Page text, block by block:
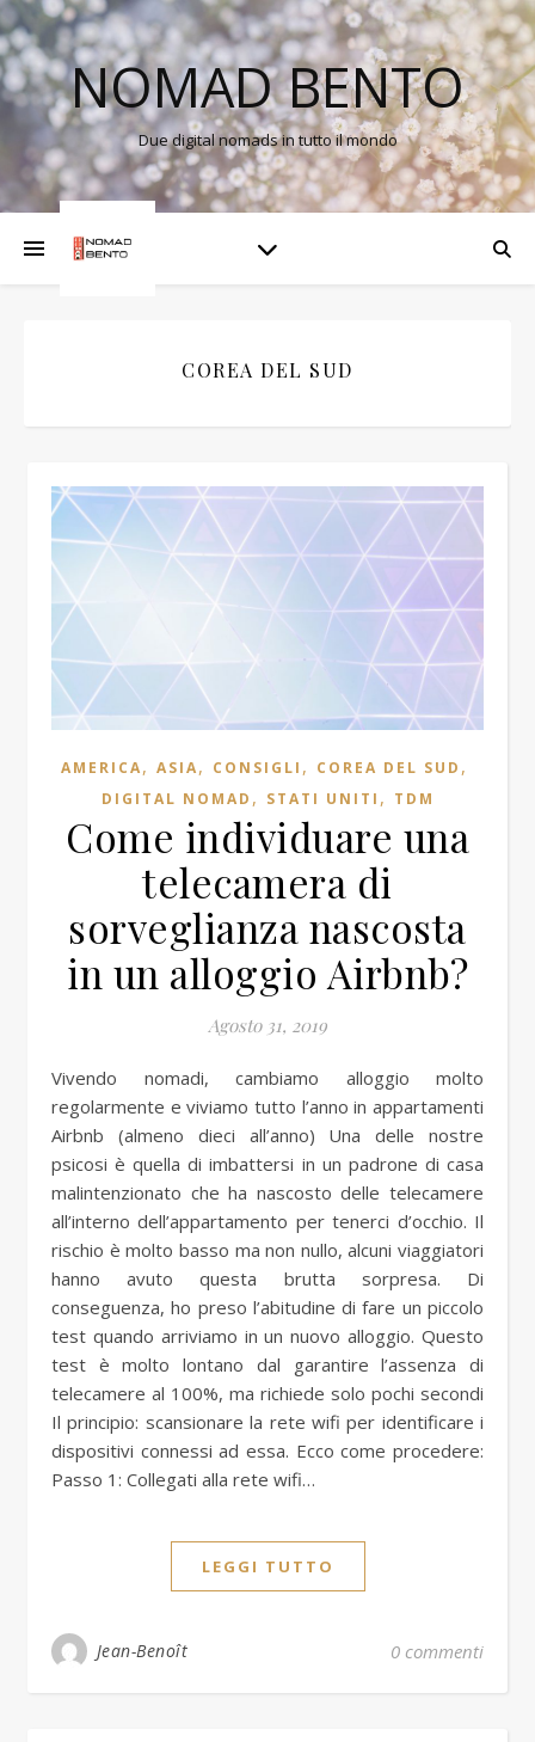
NOMAD BENTO
Due digital nomads in tutto il mondo
COREA DEL SUD
AMERICA, ASIA, CONSIGLI , COREA DEL SUD ,
DIGITAL NOMAD , STATI UNITI , TDM
Come individuare una
telecamera di
sorveglianza nascosta
in un alloggio Airbnb?
Agosto 31, 2019
Vivendo nomadi, cambiamo alloggio molto
regolarmente e viviamo tutto l’anno in appartamenti
Airbnb (almeno dieci all’anno) Una delle nostre
psicosi è quella di imbattersi in un padrone di casa
malintenzionato che ha nascosto delle telecamere
all’interno dell’appartamento per tenerci d’occhio. Il
rischio è molto basso ma non nullo, alcuni viaggiatori
hanno avuto questa brutta sorpresa. Di
conseguenza, ho preso l’abitudine di fare un piccolo
test quando arriviamo in un nuovo alloggio. Questo
test è molto lontano dal garantire l’assenza di
telecamere al 100%, ma richiede solo pochi secondi
Il principio: scansionare la rete wifi per identificare i
dispositivi connessi ad essa. Ecco come procedere:
Passo 1: Collegati alla rete wifi…
LEGGI TUTTO
Jean-Benoît 0 commenti